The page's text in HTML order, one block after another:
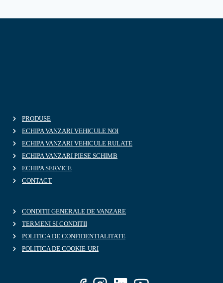
PRODUSE
ECHIPA VANZARI VEHICULE NOI
ECHIPA VANZARI VEHICULE RULATE
ECHIPA VANZARI PIESE SCHIMB
ECHIPA SERVICE
CONTACT
CONDITII GENERALE DE VANZARE
TERMENI SI CONDITII
POLITICA DE CONFIDENTIALITATE
POLITICA DE COOKIE-URI